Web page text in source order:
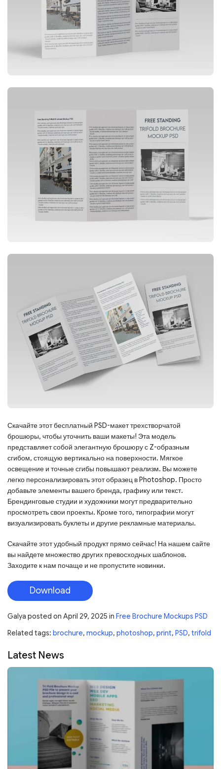
Скачайте этот бесплатный PSD-макет трехстворчатой ​​
брошюры, чтобы уточнить ваши макеты! Эта модель
представляет собой элегантную брошюру с Z-образным
сгибом, стоящую вертикально на поверхности. Мягкое
освещение и точные сгибы повышают реализм. Вы можете
легко персонализировать этот образец в Photoshop. Просто
добавьте элементы вашего бренда, графику или текст.
Брендинговые студии и художники могут предварительно
просмотреть свои проекты. Кроме того, типографии могут
визуализировать буклеты и другие рекламные материалы.
Скачайте этот удобный продукт прямо сейчас! На нашем сайте
вы найдете множество других превосходных шаблонов.
Заходите к нам почаще и не пропустите новинки.
Download
Galya posted on April 29, 2025 in Free Brochure Mockups PSD
Related tags: brochure, mockup, photoshop, print, PSD, trifold
Latest News